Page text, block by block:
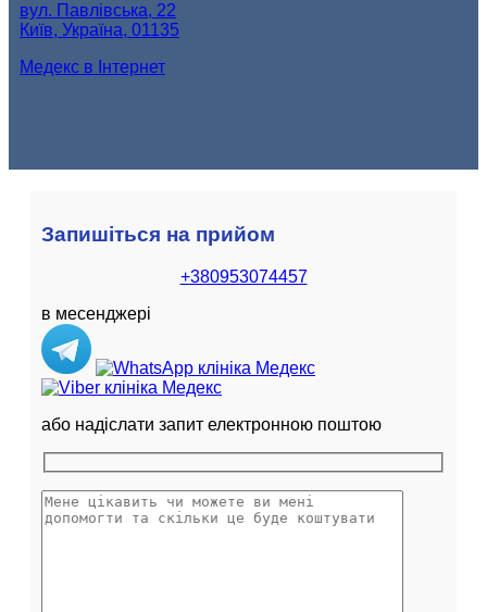
вул. Павлівська, 22
Київ, Україна, 01135
Медекс в Інтернет
Запишіться на прийом
+380953074457
в месенджері
або надіслати запит електронною поштою